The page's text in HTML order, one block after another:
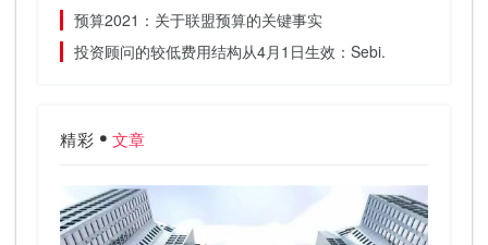
预算2021：关于联盟预算的关键事实
投资顾问的较低费用结构从4月1日生效：Sebi.
精彩 文章